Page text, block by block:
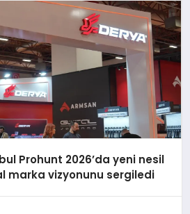
Prohunt 2026’da yeni nesil
marka vizyonunu sergiledi